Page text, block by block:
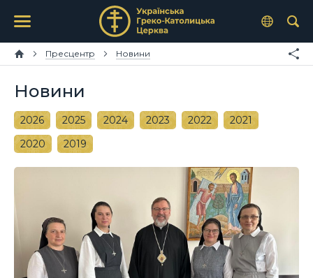
Пресцентр Новини
Новини
2026 2025 2024 2023 2022
2021
2020
2019